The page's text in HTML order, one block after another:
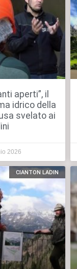
aperti”, il
idrico della
svelato ai
2026
CIANTON LADIN